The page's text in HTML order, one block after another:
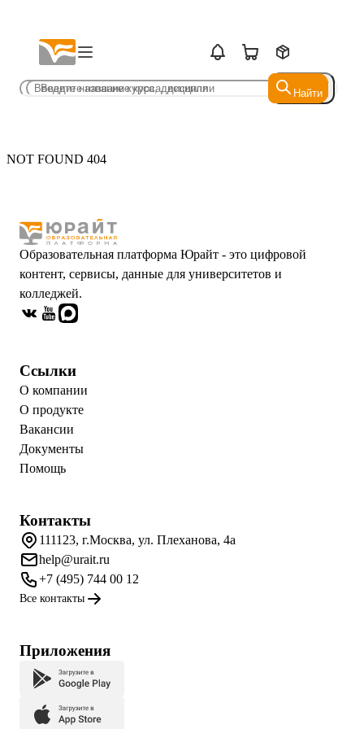
Найти
Найти
NOT FOUND 404
Образовательная платформа Юрайт - это цифровой
контент, сервисы, данные для университетов и
колледжей.
Ссылки
О компании
О продукте
Вакансии
Документы
Помощь
Контакты
111123, г.Москва, ул. Плеханова, 4а
help@urait.ru
+7 (495) 744 00 12
Все контакты
Приложения